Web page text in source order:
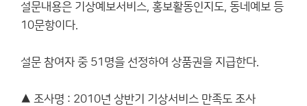
설문내용은 기상예보서비스, 홍보활동인지도, 동네예보 등
10문항이다.
설문 참여자 중 51명을 선정하여 상품권을 지급한다.
▲ 조사명 : 2010년 상반기 기상서비스 만족도 조사